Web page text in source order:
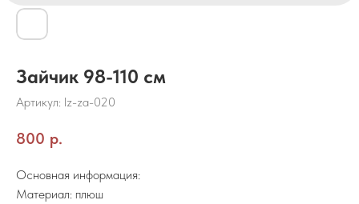
Зайчик 98-110 см
Артикул: lz-za-020
800 р.
Основная информация:
Материал: плюш